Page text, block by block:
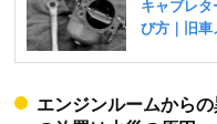
エンジンルームから